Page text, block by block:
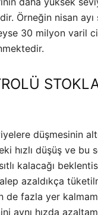
Örneğin nisan
30 milyon varil
düşmesinin
hızlı düşüş ve bu
kalacağı
azaldıkça
de fazla yer
aynı hızda